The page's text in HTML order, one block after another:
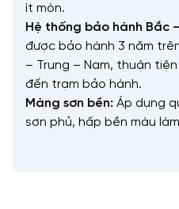
ít mòn.
Hệ thống bảo hành Bắc
được bảo hành 3 năm
– Trung – Nam, thuận
đến trạm bảo hành.
Màng sơn bền: Áp dụng
sơn phủ, hấp bền màu